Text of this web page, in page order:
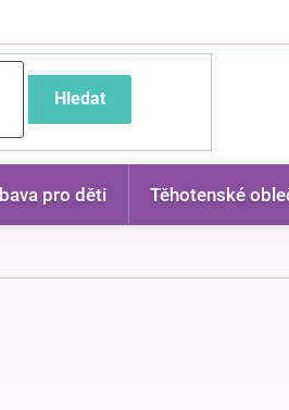
Hledat
pro děti Těhotenské